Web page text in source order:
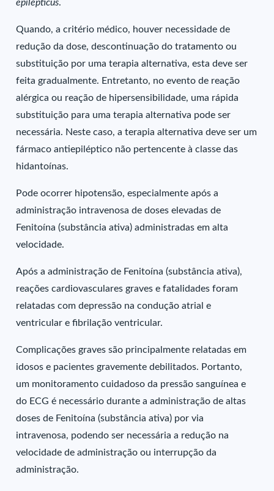
epilepticus.
Quando, a critério médico, houver necessidade de
redução da dose, descontinuação do tratamento ou
substituição por uma terapia alternativa, esta deve ser
feita gradualmente. Entretanto, no evento de reação
alérgica ou reação de hipersensibilidade, uma rápida
substituição para uma terapia alternativa pode ser
necessária. Neste caso, a terapia alternativa deve ser um
fármaco antiepiléptico não pertencente à classe das
hidantoínas.
Pode ocorrer hipotensão, especialmente após a
administração intravenosa de doses elevadas de
Fenitoína (substância ativa) administradas em alta
velocidade.
Após a administração de Fenitoína (substância ativa),
reações cardiovasculares graves e fatalidades foram
relatadas com depressão na condução atrial e
ventricular e fibrilação ventricular.
Complicações graves são principalmente relatadas em
idosos e pacientes gravemente debilitados. Portanto,
um monitoramento cuidadoso da pressão sanguínea e
do ECG é necessário durante a administração de altas
doses de Fenitoína (substância ativa) por via
intravenosa, podendo ser necessária a redução na
velocidade de administração ou interrupção da
administração.